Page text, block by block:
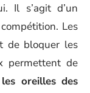
Il s’agit d’un
Les
de bloquer les
permettent de
oreilles des